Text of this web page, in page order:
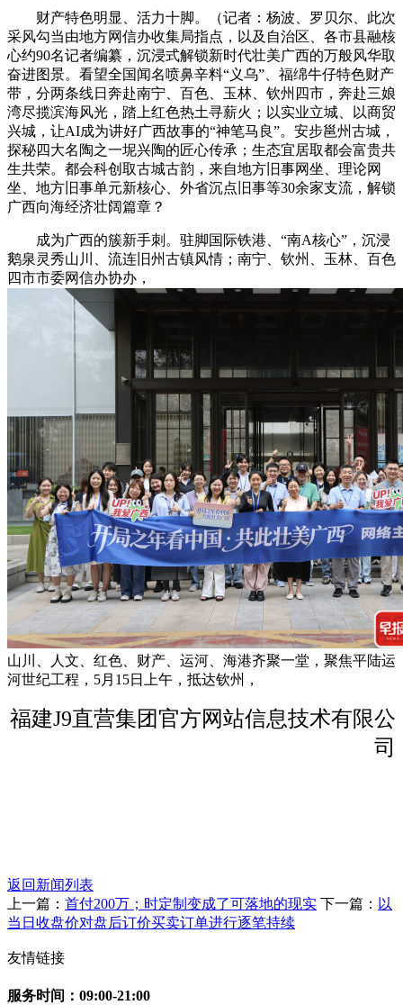
财产特色明显、活力十脚。（记者：杨波、罗贝尔、此次
采风勾当由地方网信办收集局指点，以及自治区、各市县融核
心约90名记者编纂，沉浸式解锁新时代壮美广西的万般风华取
奋进图景。看望全国闻名喷鼻辛料“义乌”、福绵牛仔特色财产
带，分两条线日奔赴南宁、百色、玉林、钦州四市，奔赴三娘
湾尽揽滨海风光，踏上红色热土寻薪火；以实业立城、以商贸
兴城，让AI成为讲好广西故事的“神笔马良”。安步邕州古城，
探秘四大名陶之一坭兴陶的匠心传承；生态宜居取都会富贵共
生共荣。都会科创取古城古韵，来自地方旧事网坐、理论网
坐、地方旧事单元新核心、外省沉点旧事等30余家支流，解锁
广西向海经济壮阔篇章？
成为广西的簇新手刺。驻脚国际铁港、“南A核心”，沉浸
鹅泉灵秀山川、流连旧州古镇风情；南宁、钦州、玉林、百色
四市市委网信办协办，
山川、人文、红色、财产、运河、海港齐聚一堂，聚焦平陆运
河世纪工程，5月15日上午，抵达钦州，
福建J9直营集团官方网站信息技术有限公
司
返回新闻列表
上一篇： 首付200万；时定制变成了可落地的现实 下一篇： 以
当日收盘价对盘后订价买卖订单进行逐笔持续
友情链接
服务时间：09:00-21:00